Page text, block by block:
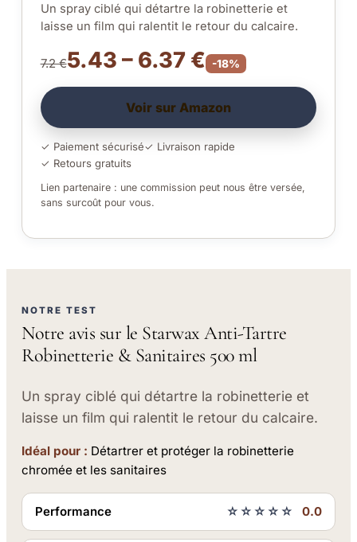
Un spray ciblé qui détartre la robinetterie et
laisse un film qui ralentit le retour du calcaire.
7.2 €5.43 – 6.37 € -18%
Voir sur Amazon
✓ Paiement sécurisé✓ Livraison rapide
✓ Retours gratuits
Lien partenaire : une commission peut nous être versée,
sans surcoût pour vous.
NOTRE TEST
Notre avis sur le Starwax Anti-Tartre
Robinetterie & Sanitaires 500 ml
Un spray ciblé qui détartre la robinetterie et
laisse un film qui ralentit le retour du calcaire.
Idéal pour : Détartrer et protéger la robinetterie
chromée et les sanitaires
Performance ☆☆☆☆☆ 0.0